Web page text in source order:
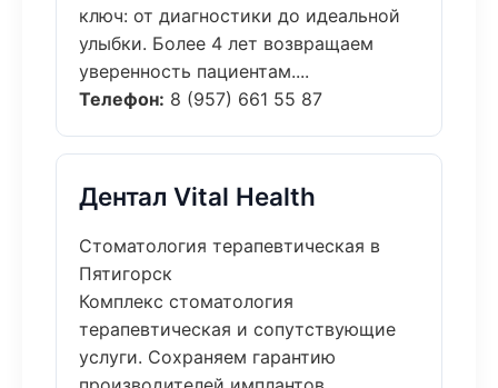
ключ: от диагностики до идеальной
улыбки. Более 4 лет возвращаем
уверенность пациентам....
Телефон: 8 (957) 661 55 87
Дентал Vital Health
Стоматология терапевтическая в
Пятигорск
Комплекс стоматология
терапевтическая и сопутствующие
услуги. Сохраняем гарантию